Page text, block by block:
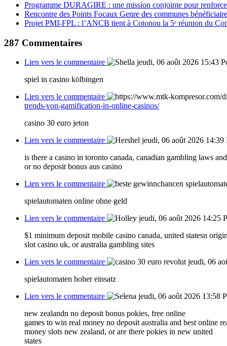
Programme DURAGIRE : une mission conjointe pour
Rencontre des Points Focaux Genre des communes
Projet PMI-FPL : l’ANCB tient à Cotonou la 5ᵉ réunion du
287 Commentaires
Lien vers le commentaire jeudi, 06 août 2026 15:43
spiel in casino kölbingen
Lien vers le commentaire
trends-von-gamification-in-online-casinos/
casino 30 euro jeton
Lien vers le commentaire
jeudi, 06 août 2026 14:39
is there a casino in toronto canada, canadian gambling laws
or no deposit bonus aus casino
Lien vers le commentaire
spielautomaten online ohne geld
Lien vers le commentaire
jeudi, 06 août 2026 14:25
$1 minimum deposit mobile casino canada, united statesn
slot casino uk, or australia gambling sites
Lien vers le commentaire
jeudi, 06
spielautomaten hoher einsatz
Lien vers le commentaire
jeudi, 06 août 2026 13:58
new zealandn no deposit bonus pokies, free online
games to win real money no deposit australia and best online
money slots new zealand, or are there pokies in new united
states